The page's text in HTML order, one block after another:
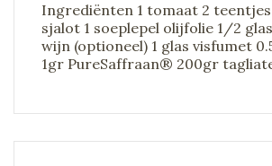
Ingrediënten 1 tomaat 2 teentjes
sjalot 1 soeplepel olijfolie 1/2
wijn (optioneel) 1 glas visfumet
1gr PureSaffraan® 200gr